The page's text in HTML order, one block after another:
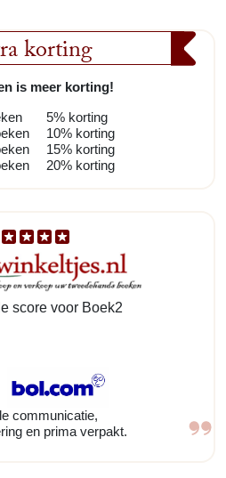
korting
is meer korting!
5% korting
10% korting
15% korting
20% korting
score voor Boek2
communicatie,
en prima verpakt.